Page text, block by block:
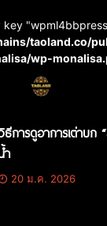
key
taoland.co/
wp-
ธีการดูอาการเต่าบก
ำ
20 ม.ค. 2026